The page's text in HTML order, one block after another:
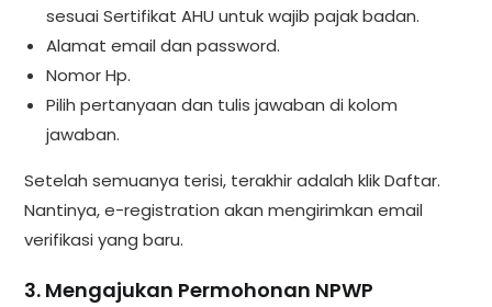
sesuai Sertifikat AHU untuk wajib pajak badan.
Alamat email dan password.
Nomor Hp.
Pilih pertanyaan dan tulis jawaban di kolom
jawaban.
Setelah semuanya terisi, terakhir adalah klik Daftar.
Nantinya, e-registration akan mengirimkan email
verifikasi yang baru.
3. Mengajukan Permohonan NPWP